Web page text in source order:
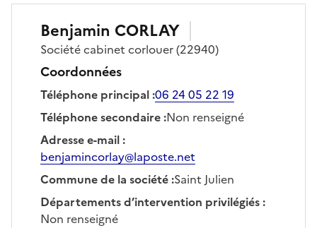
Benjamin CORLAY
Sociétécabinet corlouer(22940)
Coordonnées
Téléphone principal:06 24 05 22 19
Téléphone secondaire:Non renseigné
Adresse e-mail:
benjamincorlay@laposte.net
Commune de la société:Saint Julien
Départements d’intervention privilégiés:
Non renseigné